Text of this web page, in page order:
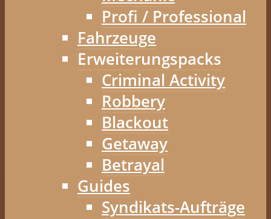
Profi / Professional
Fahrzeuge
Erweiterungspacks
Criminal Activity
Robbery
Blackout
Getaway
Betrayal
Guides
Syndikats-Aufträge